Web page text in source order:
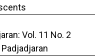
Vol. 11 No. 2